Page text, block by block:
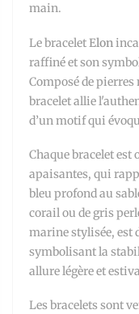
main.
Le braceletElon
raffiné et son
Composé de
bracelet allie
d’un motif qui
Chaque bracelet est
apaisantes, qui
bleu profond au
corail ou de gris
marine stylisée, est
symbolisant la
allure légère et
Les bracelets sont